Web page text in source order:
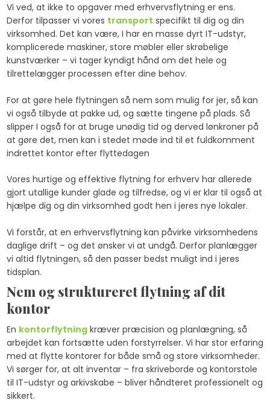
Vi ved, at ikke to opgaver med erhvervsflytning er ens.
Derfor tilpasser vi vores transport specifikt til dig og din
virksomhed. Det kan være, I har en masse dyrt IT-udstyr,
komplicerede maskiner, store møbler eller skrøbelige
kunstværker – vi tager kyndigt hånd om det hele og
tilrettelægger processen efter dine behov.
For at gøre hele flytningen så nem som mulig for jer, så kan
vi også tilbyde at pakke ud, og sætte tingene på plads. Så
slipper I også for at bruge unødig tid og derved lønkroner på
at gøre det, men kan i stedet møde ind til et fuldkomment
indrettet kontor efter flyttedagen
Vores hurtige og effektive flytning for erhverv har allerede
gjort utallige kunder glade og tilfredse, og vi er klar til også at
hjælpe dig og din virksomhed godt hen i jeres nye lokaler.
Vi forstår, at en erhvervsflytning kan påvirke virksomhedens
daglige drift – og det ønsker vi at undgå. Derfor planlægger
vi altid flytningen, så den passer bedst muligt ind i jeres
tidsplan.
Nem og struktureret flytning af dit
kontor
​En kontorflytningkræver præcision og planlægning, så
arbejdet kan fortsætte uden forstyrrelser. Vi har stor erfaring
med at flytte kontorer for både små og store virksomheder.
Vi sørger for, at alt inventar – fra skriveborde og kontorstole
til IT-udstyr og arkivskabe – bliver håndteret professionelt og
sikkert.